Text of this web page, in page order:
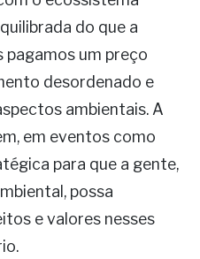
do que a
pagamos um preço
desordenado e
ambientais. A
em eventos como
para que a gente,
possa
e valores nesses